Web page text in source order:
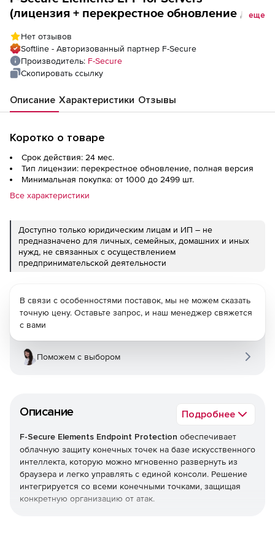
(лицензия + перекрестное обновление для
Managed License на 2 года. Количество
лицензий
еще
Нет отзывов
Softline - Авторизованный партнер F-Secure
Производитель: F-Secure
Скопировать ссылку
Описание Характеристики Отзывы
Коротко о товаре
Срок действия: 24 мес.
Тип лицензии: перекрестное обновление, полная версия
Минимальная покупка: от 1000 до 2499 шт.
Все характеристики
Доступно только юридическим лицам и ИП – не
предназначено для личных, семейных, домашних и иных
нужд, не связанных с осуществлением
предпринимательской деятельности
Описание Подробнее
F-Secure Elements Endpoint Protection обеспечивает
облачную защиту конечных точек на базе искусственного
интеллекта, которую можно мгновенно развернуть из
браузера и легко управлять с единой консоли. Решение
интегрируется со всеми конечными точками, защищая
конкретную организацию от атак.
В связи с особенностями поставок, мы не можем сказать
точную цену. Оставьте запрос, и наш менеджер свяжется
с вами
Поможем с выбором